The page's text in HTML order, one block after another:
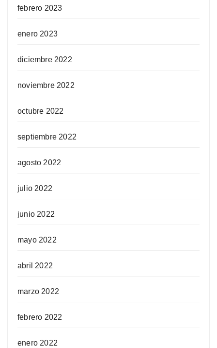
febrero 2023
enero 2023
diciembre 2022
noviembre 2022
octubre 2022
septiembre 2022
agosto 2022
julio 2022
junio 2022
mayo 2022
abril 2022
marzo 2022
febrero 2022
enero 2022